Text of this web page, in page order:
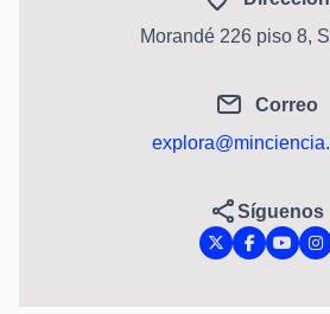
Morandé 226 piso 8,
Correo
Síguenos